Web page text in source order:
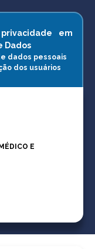
em
Dados
dados pessoais
dos usuários
E